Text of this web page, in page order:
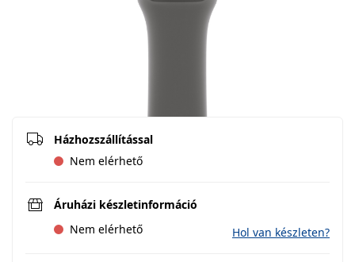
Házhozszállítással
Nem elérhető
Áruházi készletinformáció
Nem elérhető
Hol van készleten?